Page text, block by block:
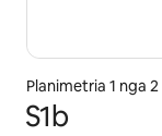
Planimetria 1 nga 2
S1b